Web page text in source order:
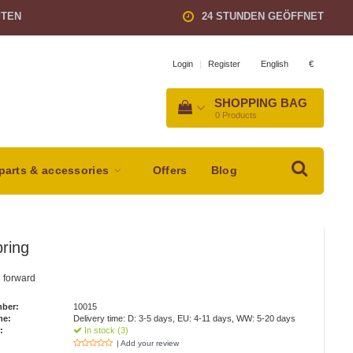
24 STUNDEN GEÖFFNET
Login | Register English €
SHOPPING BAG
0 Products
& accessories Offers Blog
forward
10015
Delivery time: D: 3-5 days, EU: 4-11 days, WW: 5-20 days
In stock (3)
| Add your review